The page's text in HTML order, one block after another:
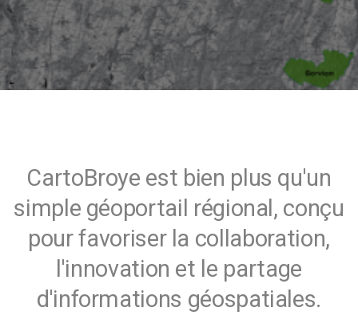
CartoBroye est bien plus qu'un
simple géoportail régional, conçu
pour favoriser la collaboration,
l'innovation et le partage
d'informations géospatiales.